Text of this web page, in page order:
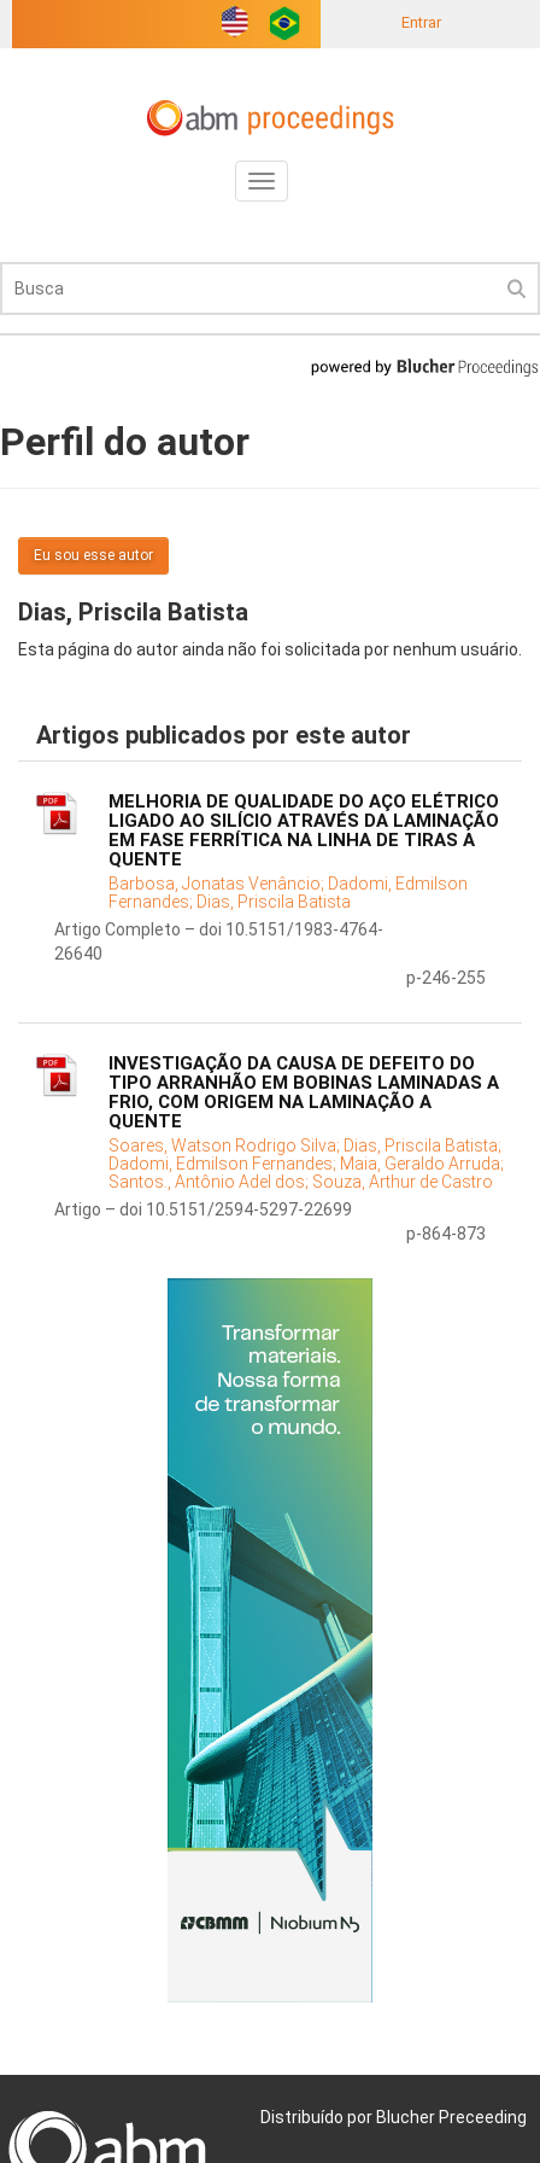
Entrar
Toggle
navigation
Perfil do autor
Eu sou esse autor
Dias, Priscila Batista
Esta página do autor ainda não foi solicitada por nenhum usuário.
Artigos publicados por este autor
MELHORIA DE QUALIDADE DO AÇO ELÉTRICO
LIGADO AO SILÍCIO ATRAVÉS DA LAMINAÇÃO
EM FASE FERRÍTICA NA LINHA DE TIRAS A
QUENTE
Barbosa, Jonatas Venâncio; Dadomi, Edmilson
Fernandes; Dias, Priscila Batista
Artigo Completo – doi 10.5151/1983-4764-
26640
p-246-255
INVESTIGAÇÃO DA CAUSA DE DEFEITO DO
TIPO ARRANHÃO EM BOBINAS LAMINADAS A
FRIO, COM ORIGEM NA LAMINAÇÃO A
QUENTE
Soares, Watson Rodrigo Silva; Dias, Priscila Batista;
Dadomi, Edmilson Fernandes; Maia, Geraldo Arruda;
Santos., Antônio Adel dos; Souza, Arthur de Castro
Artigo – doi 10.5151/2594-5297-22699
p-864-873
Distribuído por Blucher Preceeding